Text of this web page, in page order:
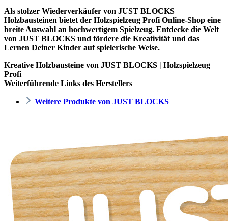
Als stolzer Wiederverkäufer von JUST BLOCKS
Holzbausteinen bietet der Holzspielzeug Profi Online-Shop eine
breite Auswahl an hochwertigem Spielzeug. Entdecke die Welt
von JUST BLOCKS und fördere die Kreativität und das
Lernen Deiner Kinder auf spielerische Weise.
Kreative Holzbausteine von JUST BLOCKS | Holzspielzeug
Profi
Weiterführende Links des Herstellers
Weitere Produkte von JUST BLOCKS